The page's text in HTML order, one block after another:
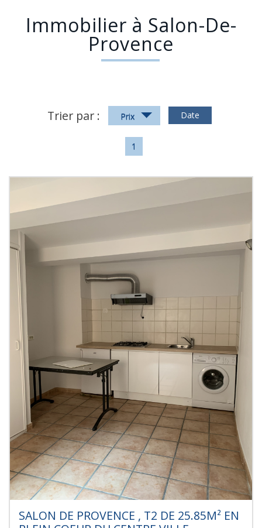
Immobilier à Salon-De-
Provence
Trier par : Prix Date
1
SALON DE PROVENCE , T2 DE 25.85M² EN